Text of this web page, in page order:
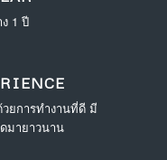
1 ปี
ยการทำงานที่ดี มี
มายาวนาน